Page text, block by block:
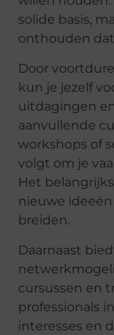
solide basis,
onthouden
Door
kun je jezelf
uitdagingen
aanvullende
workshops of
volgt om je
Het
nieuwe
breiden.
Daarnaast
cursussen en
professionals
interesses en